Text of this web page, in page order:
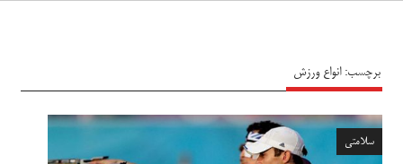
برچسب:انواع ورزش
سلامتی